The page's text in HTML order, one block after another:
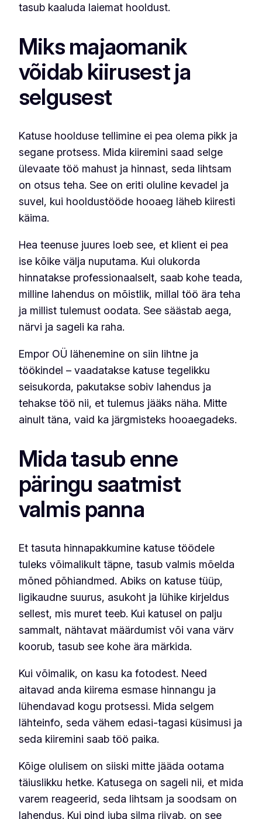
tasub kaaluda laiemat hooldust.
Miks majaomanik
võidab kiirusest ja
selgusest
Katuse hoolduse tellimine ei pea olema pikk ja
segane protsess. Mida kiiremini saad selge
ülevaate töö mahust ja hinnast, seda lihtsam
on otsus teha. See on eriti oluline kevadel ja
suvel, kui hooldustööde hooaeg läheb kiiresti
käima.
Hea teenuse juures loeb see, et klient ei pea
ise kõike välja nuputama. Kui olukorda
hinnatakse professionaalselt, saab kohe teada,
milline lahendus on mõistlik, millal töö ära teha
ja millist tulemust oodata. See säästab aega,
närvi ja sageli ka raha.
Empor OÜ lähenemine on siin lihtne ja
töökindel – vaadatakse katuse tegelikku
seisukorda, pakutakse sobiv lahendus ja
tehakse töö nii, et tulemus jääks näha. Mitte
ainult täna, vaid ka järgmisteks hooaegadeks.
Mida tasub enne
päringu saatmist
valmis panna
Et tasuta hinnapakkumine katuse töödele
tuleks võimalikult täpne, tasub valmis mõelda
mõned põhiandmed. Abiks on katuse tüüp,
ligikaudne suurus, asukoht ja lühike kirjeldus
sellest, mis muret teeb. Kui katusel on palju
sammalt, nähtavat määrdumist või vana värv
koorub, tasub see kohe ära märkida.
Kui võimalik, on kasu ka fotodest. Need
aitavad anda kiirema esmase hinnangu ja
lühendavad kogu protsessi. Mida selgem
lähteinfo, seda vähem edasi-tagasi küsimusi ja
seda kiiremini saab töö paika.
Kõige olulisem on siiski mitte jääda ootama
täiuslikku hetke. Katusega on sageli nii, et mida
varem reageerid, seda lihtsam ja soodsam on
lahendus. Kui pind juba silma riivab, on see